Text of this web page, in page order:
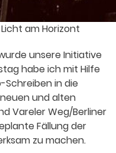
am Horizont
unsere Initiative
habe ich mit Hilfe
Schreiben in die
und alten
Vareler Weg/Berliner
Fällung der
zu machen.